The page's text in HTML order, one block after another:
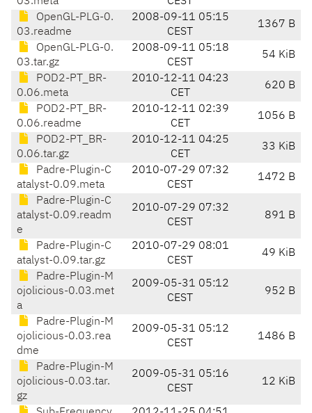
OpenGL-PLG-0.
03.readme
2008-09-11 05:15
CEST
1367 B
OpenGL-PLG-0.
03.tar.gz
2008-09-11 05:18
CEST
54 KiB
POD2-PT_BR-
0.06.meta
2010-12-11 04:23
CET
620 B
POD2-PT_BR-
0.06.readme
2010-12-11 02:39
CET
1056 B
POD2-PT_BR-
0.06.tar.gz
2010-12-11 04:25
CET
33 KiB
Padre-Plugin-C
atalyst-0.09.meta
2010-07-29 07:32
CEST
1472 B
Padre-Plugin-C
atalyst-0.09.readm
e
2010-07-29 07:32
CEST
891 B
Padre-Plugin-C
atalyst-0.09.tar.gz
2010-07-29 08:01
CEST
49 KiB
Padre-Plugin-M
ojolicious-0.03.met
a
2009-05-31 05:12
CEST
952 B
Padre-Plugin-M
ojolicious-0.03.rea
dme
2009-05-31 05:12
CEST
1486 B
Padre-Plugin-M
ojolicious-0.03.tar.
gz
2009-05-31 05:16
CEST
12 KiB